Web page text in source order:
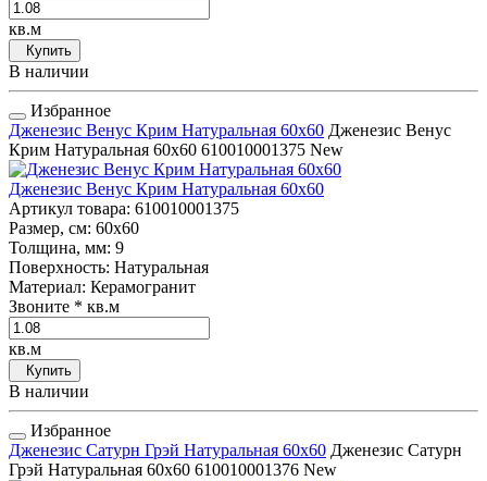
кв.м
Купить
В наличии
Избранное
Дженезис Венус Крим Натуральная 60x60 Дженезис Венус
Крим Натуральная 60x60 610010001375 New
Дженезис Венус Крим Натуральная 60x60
Артикул товара: 610010001375
Размер, см: 60x60
Толщина, мм: 9
Поверхность: Натуральная
Материал: Керамогранит
Звоните * кв.м
кв.м
Купить
В наличии
Избранное
Дженезис Сатурн Грэй Натуральная 60x60 Дженезис Сатурн
Грэй Натуральная 60x60 610010001376 New